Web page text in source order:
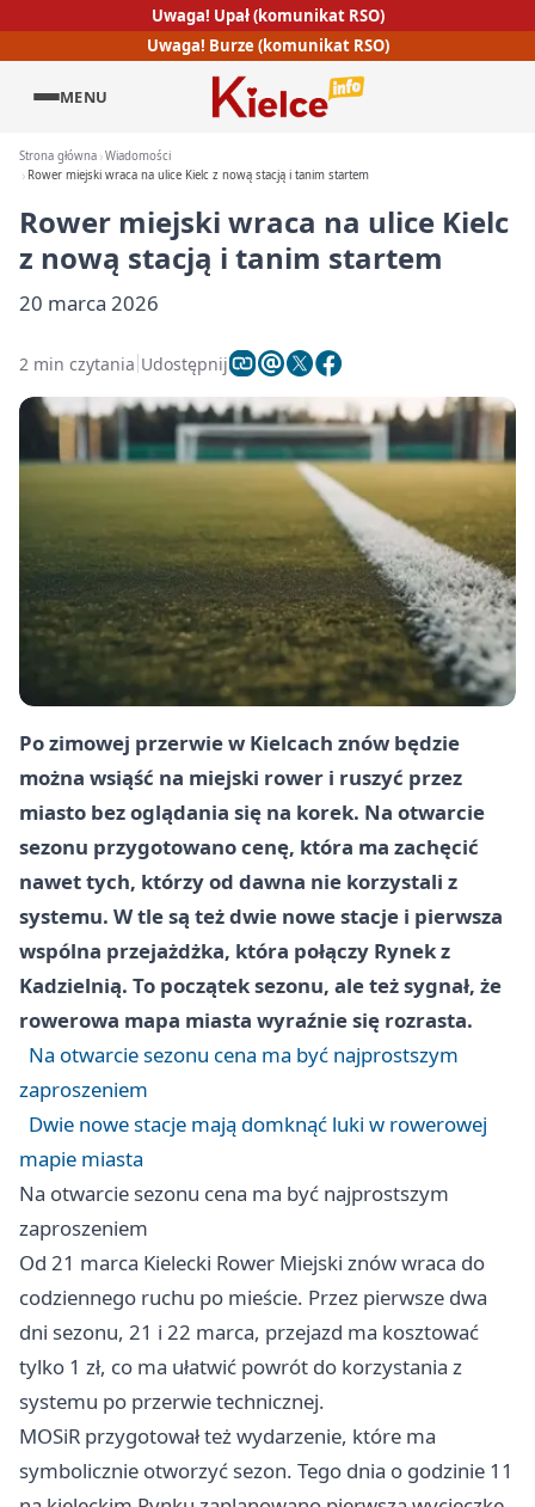
Uwaga! Upał (komunikat RSO)
Uwaga! Burze (komunikat RSO)
MENU
Strona główna Wiadomości
Rower miejski wraca na ulice Kielc z nową stacją i tanim startem
Rower miejski wraca na ulice Kielc
z nową stacją i tanim startem
20 marca 2026
2 min czytania Udostępnij
Po zimowej przerwie w Kielcach znów będzie
można wsiąść na miejski rower i ruszyć przez
miasto bez oglądania się na korek. Na otwarcie
sezonu przygotowano cenę, która ma zachęcić
nawet tych, którzy od dawna nie korzystali z
systemu. W tle są też dwie nowe stacje i pierwsza
wspólna przejażdżka, która połączy Rynek z
Kadzielnią. To początek sezonu, ale też sygnał, że
rowerowa mapa miasta wyraźnie się rozrasta.
Na otwarcie sezonu cena ma być najprostszym
zaproszeniem
Dwie nowe stacje mają domknąć luki w rowerowej
mapie miasta
Na otwarcie sezonu cena ma być najprostszym
zaproszeniem
Od 21 marca Kielecki Rower Miejski znów wraca do
codziennego ruchu po mieście. Przez pierwsze dwa
dni sezonu, 21 i 22 marca, przejazd ma kosztować
tylko 1 zł, co ma ułatwić powrót do korzystania z
systemu po przerwie technicznej.
MOSiR przygotował też wydarzenie, które ma
symbolicznie otworzyć sezon. Tego dnia o godzinie 11